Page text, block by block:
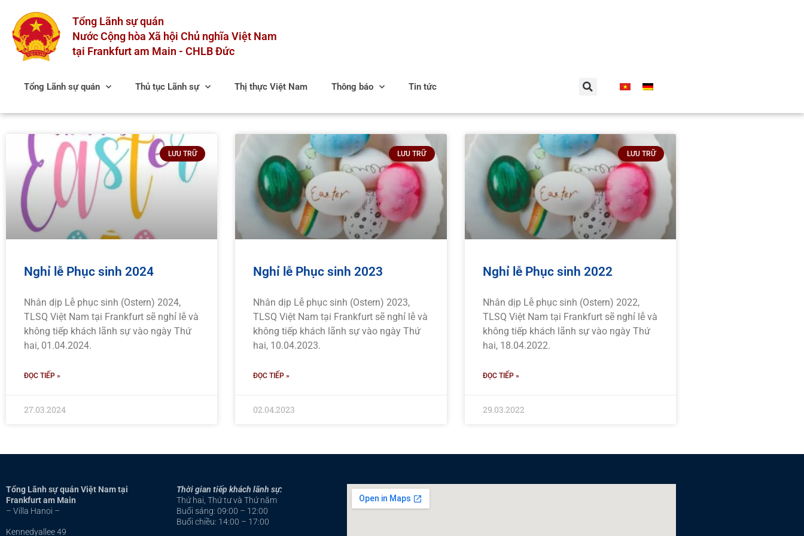
content
Tổng Lãnh sự quán
Nước Cộng hòa Xã hội Chủ nghĩa Việt Nam
tại Frankfurt am Main - CHLB Đức
Tổng Lãnh sự quán Thủ tục Lãnh sự Thị thực Việt Nam Thông báo Tin tức
LƯU TRỮ
Nghỉ lễ Phục sinh 2024
Nhân dịp Lễ phục sinh (Ostern) 2024,
TLSQ Việt Nam tại Frankfurt sẽ nghỉ lễ và
không tiếp khách lãnh sự vào ngày Thứ
hai, 01.04.2024.
ĐỌC TIẾP »
27.03.2024
LƯU TRỮ
Nghỉ lễ Phục sinh 2023
Nhân dịp Lễ phục sinh (Ostern) 2023,
TLSQ Việt Nam tại Frankfurt sẽ nghỉ lễ và
không tiếp khách lãnh sự vào ngày Thứ
hai, 10.04.2023.
ĐỌC TIẾP »
02.04.2023
LƯU TRỮ
Nghỉ lễ Phục sinh 2022
Nhân dịp Lễ phục sinh (Ostern) 2022,
TLSQ Việt Nam tại Frankfurt sẽ nghỉ lễ và
không tiếp khách lãnh sự vào ngày Thứ
hai, 18.04.2022.
ĐỌC TIẾP »
29.03.2022
Tổng Lãnh sự quán Việt Nam tại
Frankfurt am Main
– Villa Hanoi –
Kennedyallee 49
Thời gian tiếp khách lãnh sự:
Thứ hai, Thứ tư và Thứ năm
Buổi sáng: 09:00 – 12:00
Buổi chiều: 14:00 – 17:00